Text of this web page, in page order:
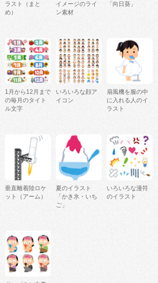
ラスト（まと
め）
イメージのライ
ン素材
「向日葵」
1月から12月まで
の毎月のタイト
ル文字
いろいろな顔ア
イコン
扇風機を服の中
に入れる人のイ
ラスト
垂直離着陸ロケ
ット（アーム）
夏のイラスト
「かき氷・いち
ご」
いろいろな漫符
のイラスト